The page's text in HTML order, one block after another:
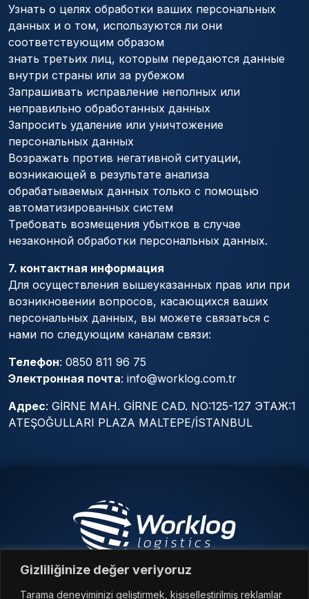
Gizliliğinize değer veriyoruz
Tarama deneyiminizi geliştirmek, kişiselleştirilmiş reklamlar
Узнать о целях обработки ваших персональных
данных и о том, используются ли они
соответствующим образом
знать третьих лиц, которым передаются данные
внутри страны или за рубежом
Запрашивать исправление неполных или
неправильно обработанных данных
Запросить удаление или уничтожение
персональных данных
Возражать против негативной ситуации,
возникающей в результате анализа
обрабатываемых данных только с помощью
автоматизированных систем
Требовать возмещения убытков в случае
незаконной обработки персональных данных.
7. контактная информация
Для осуществления вышеуказанных прав или при
возникновении вопросов, касающихся ваших
персональных данных, вы можете связаться с
нами по следующим каналам связи:
Телефон: 0850 811 96 75
Электронная почта: info@worklog.com.tr
Адрес: GİRNE MAH. GİRNE CAD. NO:125-127 ЭТАЖ:1
ATEŞOĞULLARI PLAZA MALTEPE/İSTANBUL
Üyesidir